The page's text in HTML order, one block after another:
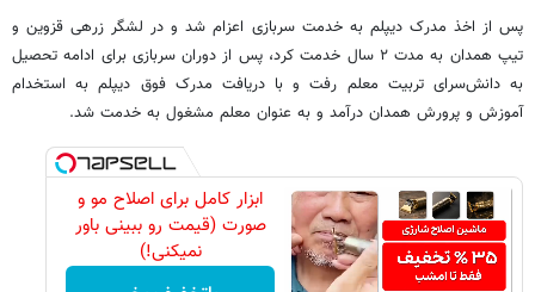
پس از اخذ مدرک دیپلم به خدمت سربازی اعزام شد و در لشگر زرهی قزوین و
تیپ همدان به مدت ۲ سال خدمت کرد، پس از دوران سربازی برای ادامه تحصیل
به دانش‌سرای تربیت معلم رفت و با دریافت مدرک فوق دیپلم به استخدام
آموزش و پرورش همدان درآمد و به عنوان معلم مشغول به خدمت شد.
ابزار کامل برای اصلاح مو و
صورت (قیمت رو ببینی باور
نمیکنی!)